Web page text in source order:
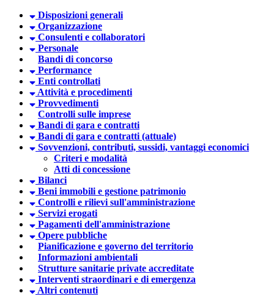
Disposizioni generali
Organizzazione
Consulenti e collaboratori
Personale
Bandi di concorso
Performance
Enti controllati
Attività e procedimenti
Provvedimenti
Controlli sulle imprese
Bandi di gara e contratti
Bandi di gara e contratti (attuale)
Sovvenzioni, contributi, sussidi, vantaggi economici
Criteri e modalità
Atti di concessione
Bilanci
Beni immobili e gestione patrimonio
Controlli e rilievi sull'amministrazione
Servizi erogati
Pagamenti dell'amministrazione
Opere pubbliche
Pianificazione e governo del territorio
Informazioni ambientali
Strutture sanitarie private accreditate
Interventi straordinari e di emergenza
Altri contenuti